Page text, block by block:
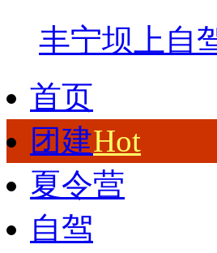
丰宁坝上自
首页
团建Hot
夏令营
自驾